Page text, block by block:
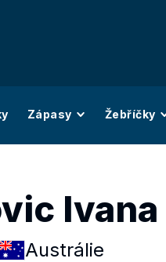
Zápasy Žebříčky
Ivana
Austrálie